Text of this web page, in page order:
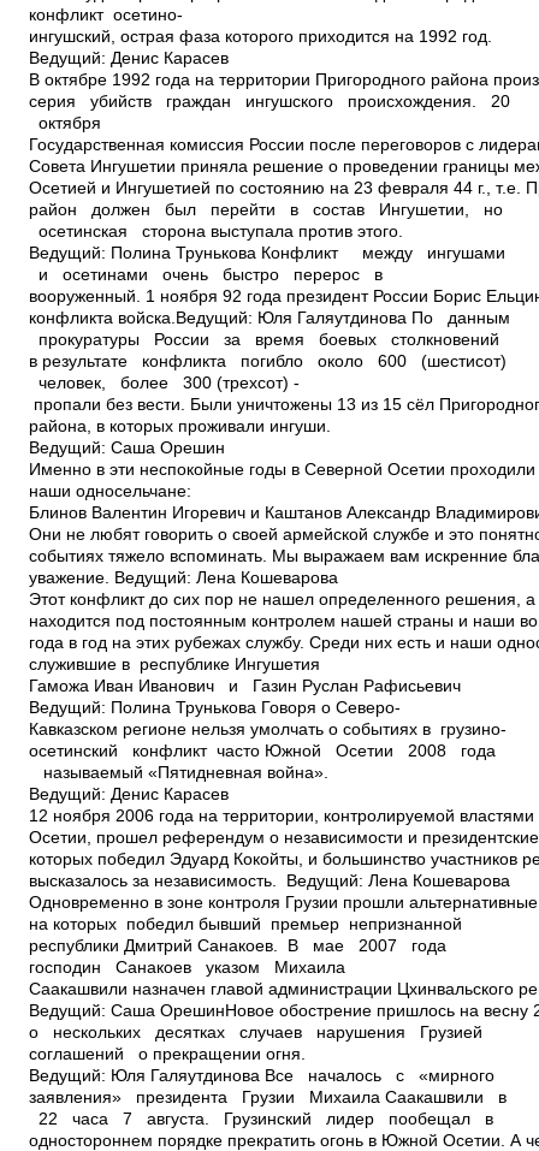
конфликт ­ осетино­
ингушский, острая фаза которого приходится на 1992 год.
Ведущий: Денис Карасев
В октябре 1992 года на территории Пригородного района
серия убийств граждан ингушского происхождения. 20
октября
Государственная комиссия России после переговоров с
Совета Ингушетии приняла решение о проведении границы
Осетией и Ингушетией по состоянию на 23 февраля 44 г., т.е.
район должен был перейти в состав Ингушетии, но
осетинская сторона выступала против этого.
Ведущий: Полина Трунькова Конфликт между ингушами
и осетинами очень быстро перерос в
вооруженный. 1 ноября 92 года президент России Борис
конфликта войска.Ведущий: Юля Галяутдинова По данным
прокуратуры России за время боевых столкновений
в результате конфликта погибло около 600 (шестисот)
человек, более 300 (трехсот) ­
пропали без вести. Были уничтожены 13 из 15 сёл
района, в которых проживали ингуши.
Ведущий: Саша Орешин
Именно в эти неспокойные годы в Северной Осетии проходили
наши односельчане:
Блинов Валентин Игоревич и Каштанов Александр
Они не любят говорить о своей армейской службе и это
событиях тяжело вспоминать. Мы выражаем вам искренние
уважение. Ведущий: Лена Кошеварова
Этот конфликт до сих пор не нашел определенного решения, а
находится под постоянным контролем нашей страны и наши
года в год на этих рубежах службу. Среди них есть и наши
служившие в республике Ингушетия
Гаможа Иван Иванович и Газин Руслан Рафисьевич
Ведущий: Полина Трунькова Говоря о Северо­
Кавказском регионе нельзя умолчать о событиях в грузино­
осетинский конфликт часто Южной Осетии 2008 года
­ называемый «Пятидневная война».
Ведущий: Денис Карасев
12 ноября 2006 года на территории, контролируемой
Осетии, прошел референдум о независимости и
которых победил Эдуард Кокойты, и большинство участников
высказалось за независимость. Ведущий: Лена Кошеварова
Одновременно в зоне контроля Грузии прошли
на которых победил бывший премьер непризнанной
республики Дмитрий Санакоев. В мае 2007 года
господин Санакоев указом Михаила
Саакашвили назначен главой администрации Цхинвальского
Ведущий: Саша ОрешинНовое обострение пришлось на весну
о нескольких десятках случаев нарушения Грузией
соглашений о прекращении огня.
Ведущий: Юля Галяутдинова Все началось с «мирного
заявления» президента Грузии Михаила Саакашвили в
22 часа 7 августа. Грузинский лидер пообещал в
одностороннем порядке прекратить огонь в Южной Осетии. А